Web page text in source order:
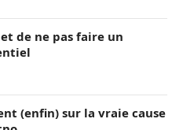
de ne pas faire un
(enfin) sur la vraie cause